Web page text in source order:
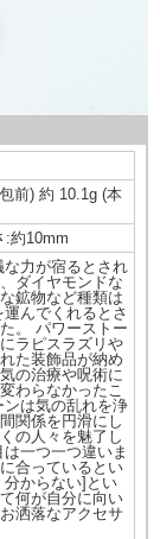
) 約 10.1g (本
:約10mm
な力が宿るとされ
ダイヤモンドな
鉱物など種類は
んでくれるとさ
。 パワーストー
ラピスラズリや
た装飾品が納め
の治療や呪術に
わらなかったこ
は気の乱れを浄
関係を円滑にし
の人々を魅了し
一つ一つ違いま
合っているとい
からない]とい
何が自分に向い
洒落なアクセサ